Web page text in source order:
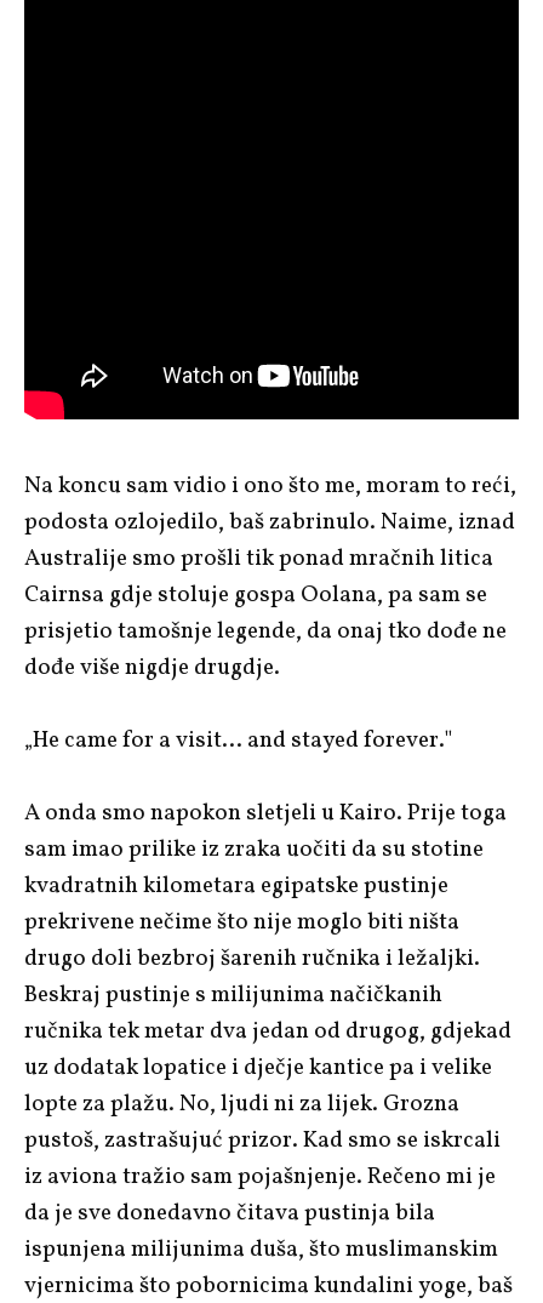
Na koncu sam vidio i ono što me, moram to reći,
podosta ozlojedilo, baš zabrinulo. Naime, iznad
Australije smo prošli tik ponad mračnih litica
Cairnsa gdje stoluje gospa Oolana, pa sam se
prisjetio tamošnje legende, da onaj tko dođe ne
dođe više nigdje drugdje.
„He came for a visit… and stayed forever."
A onda smo napokon sletjeli u Kairo. Prije toga
sam imao prilike iz zraka uočiti da su stotine
kvadratnih kilometara egipatske pustinje
prekrivene nečime što nije moglo biti ništa
drugo doli bezbroj šarenih ručnika i ležaljki.
Beskraj pustinje s milijunima načičkanih
ručnika tek metar dva jedan od drugog, gdjekad
uz dodatak lopatice i dječje kantice pa i velike
lopte za plažu. No, ljudi ni za lijek. Grozna
pustoš, zastrašujuć prizor. Kad smo se iskrcali
iz aviona tražio sam pojašnjenje. Rečeno mi je
da je sve donedavno čitava pustinja bila
ispunjena milijunima duša, što muslimanskim
vjernicima što pobornicima kundalini yoge, baš